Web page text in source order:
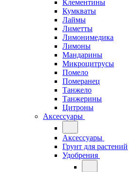
Клементины
Кумкваты
Лаймы
Лиметты
Лимонимедика
Лимоны
Мандарины
Микроцитрусы
Помело
Померанец
Танжело
Танжерины
Цитроны
Аксессуары
Аксессуары
Грунт для растений
Удобрения